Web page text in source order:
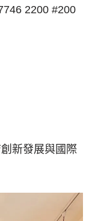
2200 #200
新發展與國際